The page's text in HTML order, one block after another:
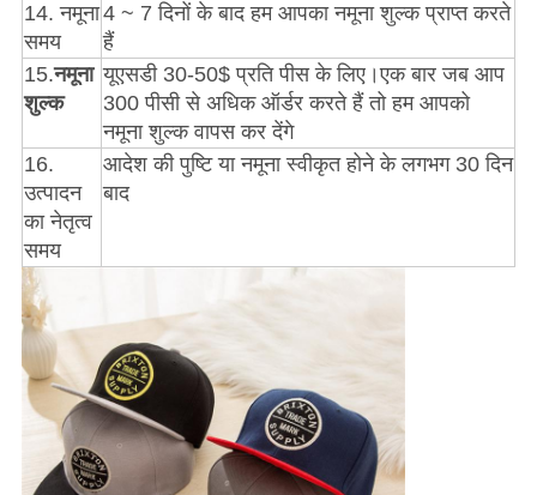
14. नमूना
समय
4 ~ 7 दिनों के बाद हम आपका नमूना शुल्क प्राप्त करते
हैं
15.नमूना
शुल्क
यूएसडी 30-50$ प्रति पीस के लिए।एक बार जब आप
300 पीसी से अधिक ऑर्डर करते हैं तो हम आपको
नमूना शुल्क वापस कर देंगे
16.
उत्पादन
का नेतृत्व
समय
आदेश की पुष्टि या नमूना स्वीकृत होने के लगभग 30 दिन
बाद